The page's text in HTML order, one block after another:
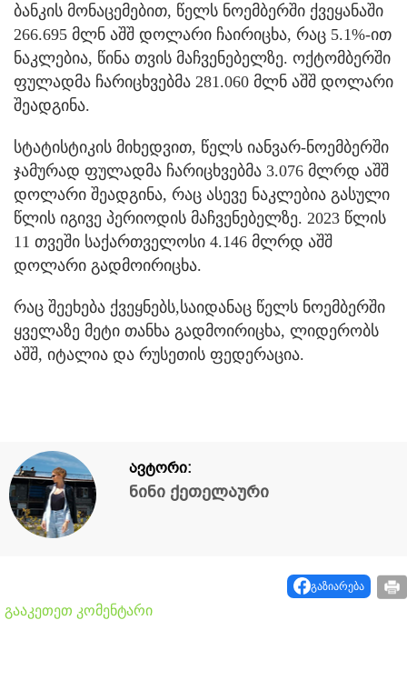
ბანკის მონაცემებით, წელს ნოემბერში ქვეყანაში
266.695 მლნ აშშ დოლარი ჩაირიცხა, რაც 5.1%-ით
ნაკლებია, წინა თვის მაჩვენებელზე. ოქტომბერში
ფულადმა ჩარიცხვებმა 281.060 მლნ აშშ დოლარი
შეადგინა.
სტატისტიკის მიხედვით, წელს იანვარ-ნოემბერში
ჯამურად ფულადმა ჩარიცხვებმა 3.076 მლრდ აშშ
დოლარი შეადგინა, რაც ასევე ნაკლებია გასული
წლის იგივე პერიოდის მაჩვენებელზე. 2023 წლის
11 თვეში საქართველოსი 4.146 მლრდ აშშ
დოლარი გადმოირიცხა.
რაც შეეხება ქვეყნებს,საიდანაც წელს ნოემბერში
ყველაზე მეტი თანხა გადმოირიცხა, ლიდერობს
აშშ, იტალია და რუსეთის ფედერაცია.
ავტორი:
ნინი ქეთელაური
გაზიარება
გააკეთეთ კომენტარი